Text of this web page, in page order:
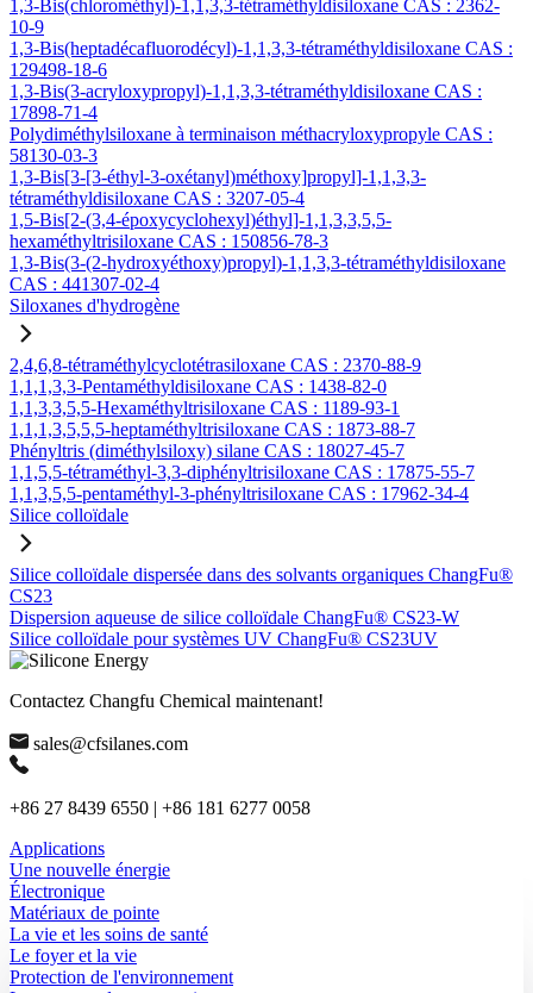
1,3-Bis(chlorométhyl)-1,1,3,3-tétraméthyldisiloxane CAS : 2362-
10-9
1,3-Bis(heptadécafluorodécyl)-1,1,3,3-tétraméthyldisiloxane CAS :
129498-18-6
1,3-Bis(3-acryloxypropyl)-1,1,3,3-tétraméthyldisiloxane CAS :
17898-71-4
Polydiméthylsiloxane à terminaison méthacryloxypropyle CAS :
58130-03-3
1,3-Bis[3-[3-éthyl-3-oxétanyl)méthoxy]propyl]-1,1,3,3-
tétraméthyldisiloxane CAS : 3207-05-4
1,5-Bis[2-(3,4-époxycyclohexyl)éthyl]-1,1,3,3,5,5-
hexaméthyltrisiloxane CAS : 150856-78-3
1,3-Bis(3-(2-hydroxyéthoxy)propyl)-1,1,3,3-tétraméthyldisiloxane
CAS : 441307-02-4
Siloxanes d'hydrogène
2,4,6,8-tétraméthylcyclotétrasiloxane CAS : 2370-88-9
1,1,1,3,3-Pentaméthyldisiloxane CAS : 1438-82-0
1,1,3,3,5,5-Hexaméthyltrisiloxane CAS : 1189-93-1
1,1,1,3,5,5,5-heptaméthyltrisiloxane CAS : 1873-88-7
Phényltris (diméthylsiloxy) silane CAS : 18027-45-7
1,1,5,5-tétraméthyl-3,3-diphényltrisiloxane CAS : 17875-55-7
1,1,3,5,5-pentaméthyl-3-phényltrisiloxane CAS : 17962-34-4
Silice colloïdale
Silice colloïdale dispersée dans des solvants organiques ChangFu®
CS23
Dispersion aqueuse de silice colloïdale ChangFu® CS23-W
Silice colloïdale pour systèmes UV ChangFu® CS23UV
Contactez Changfu Chemical maintenant!
sales@cfsilanes.com
+86 27 8439 6550 | +86 181 6277 0058
Applications
Une nouvelle énergie
Électronique
Matériaux de pointe
La vie et les soins de santé
Le foyer et la vie
Protection de l'environnement